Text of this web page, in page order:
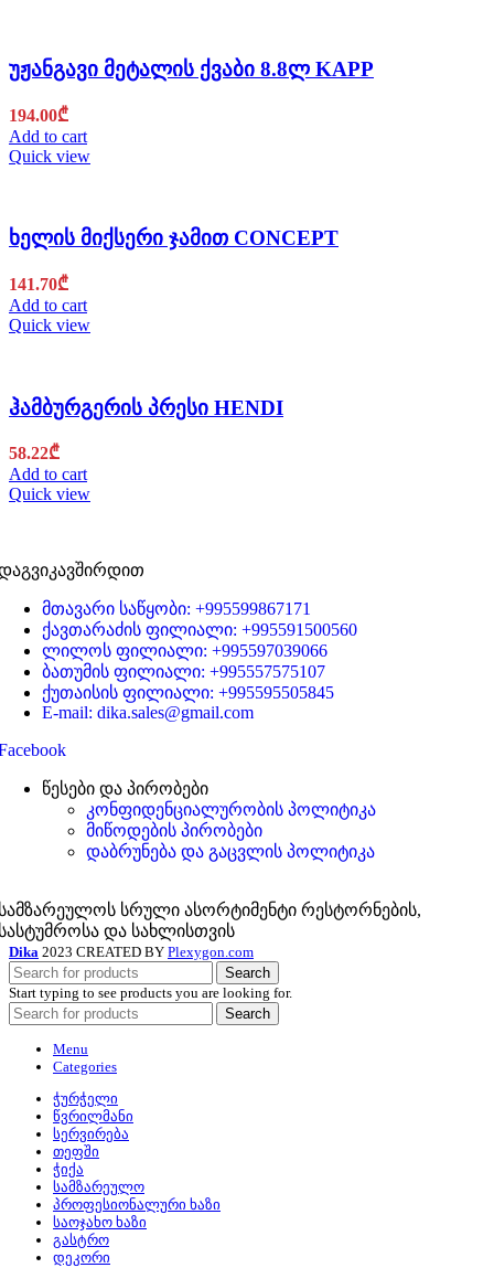
უჟანგავი მეტალის ქვაბი 8.8ლ KAPP
194.00₾
Add to cart
Quick view
ხელის მიქსერი ჯამით CONCEPT
141.70₾
Add to cart
Quick view
ჰამბურგერის პრესი HENDI
58.22₾
Add to cart
Quick view
მთავარი საწყობი: +995599867171
ქავთარაძის ფილიალი: +995591500560
ლილოს ფილიალი: +995597039066
ბათუმის ფილიალი: +995557575107
ქუთაისის ფილიალი: +995595505845
E-mail: dika.sales@gmail.com
წესები და პირობები
კონფიდენციალურობის პოლიტიკა
მიწოდების პირობები
დაბრუნება და გაცვლის პოლიტიკა
სრული ასორტიმენტი რესტორნების,
და სახლისთვის
Dika 2023 CREATED BY Plexygon.com
Search
Start typing to see products you are looking for.
Search
Menu
Categories
ჭურჭელი
წვრილმანი
სერვირება
თეფში
ჭიქა
სამზარეულო
პროფესიონალური ხაზი
საოჯახო ხაზი
გასტრო
დეკორი